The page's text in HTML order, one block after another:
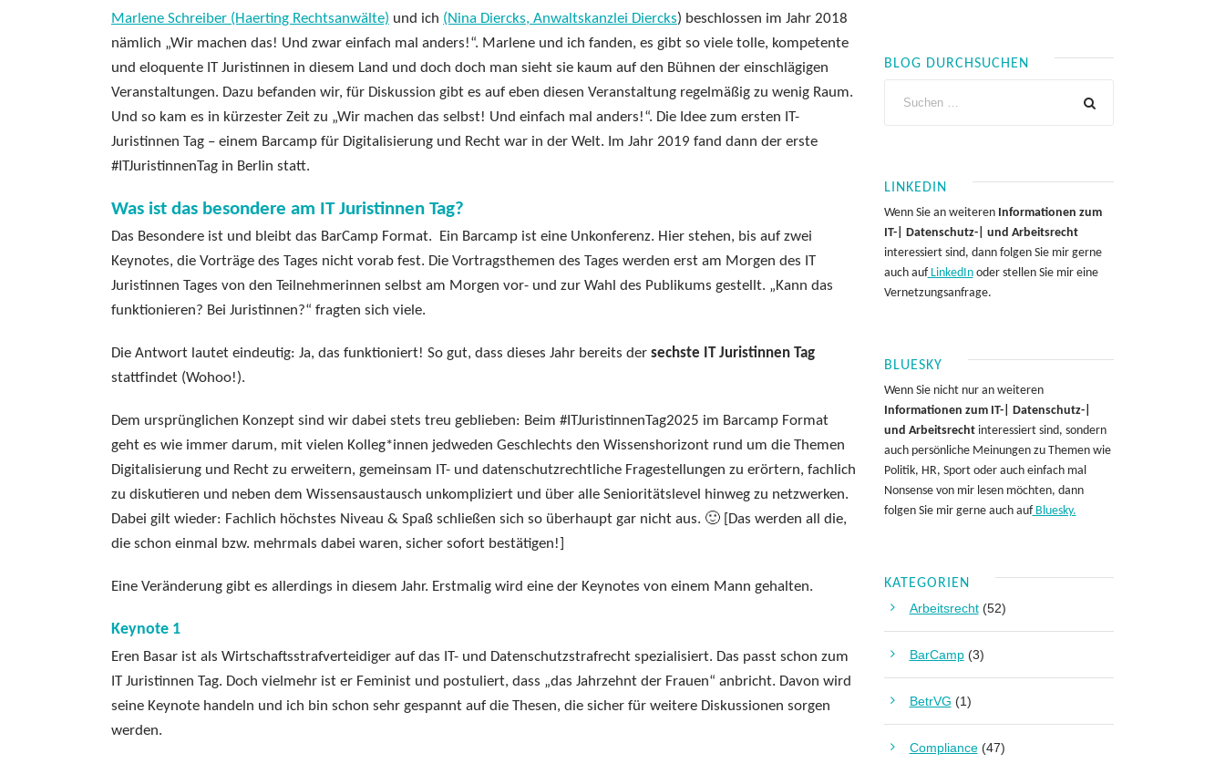
Marlene Schreiber (Haerting Rechtsanwälte) und ich (Nina Diercks, Anwaltskanzlei Diercks) beschlossen im Jahr 2018
nämlich „Wir machen das! Und zwar einfach mal anders!“. Marlene und ich fanden, es gibt so viele tolle, kompetente
und eloquente IT Juristinnen in diesem Land und doch doch man sieht sie kaum auf den Bühnen der einschlägigen
Veranstaltungen. Dazu befanden wir, für Diskussion gibt es auf eben diesen Veranstaltung regelmäßig zu wenig Raum.
Und so kam es in kürzester Zeit zu „Wir machen das selbst! Und einfach mal anders!“. Die Idee zum ersten IT-
Juristinnen Tag – einem Barcamp für Digitalisierung und Recht war in der Welt. Im Jahr 2019 fand dann der erste
#ITJuristinnenTag in Berlin statt.
Was ist das besondere am IT Juristinnen Tag?
Das Besondere ist und bleibt das BarCamp Format. Ein Barcamp ist eine Unkonferenz. Hier stehen, bis auf zwei
Keynotes, die Vorträge des Tages nicht vorab fest. Die Vortragsthemen des Tages werden erst am Morgen des IT
Juristinnen Tages von den Teilnehmerinnen selbst am Morgen vor- und zur Wahl des Publikums gestellt. „Kann das
funktionieren? Bei Juristinnen?“ fragten sich viele.
Die Antwort lautet eindeutig: Ja, das funktioniert! So gut, dass dieses Jahr bereits der sechste IT Juristinnen Tag
stattfindet (Wohoo!).
Dem ursprünglichen Konzept sind wir dabei stets treu geblieben: Beim #ITJuristinnenTag2025 im Barcamp Format
geht es wie immer darum, mit vielen Kolleg*innen jedweden Geschlechts den Wissenshorizont rund um die Themen
Digitalisierung und Recht zu erweitern, gemeinsam IT- und datenschutzrechtliche Fragestellungen zu erörtern, fachlich
zu diskutieren und neben dem Wissensaustausch unkompliziert und über alle Senioritätslevel hinweg zu netzwerken.
Dabei gilt wieder: Fachlich höchstes Niveau & Spaß schließen sich so überhaupt gar nicht aus. 🙂 [Das werden all die,
die schon einmal bzw. mehrmals dabei waren, sicher sofort bestätigen!]
Eine Veränderung gibt es allerdings in diesem Jahr. Erstmalig wird eine der Keynotes von einem Mann gehalten.
Keynote 1
Eren Basar ist als Wirtschaftsstrafverteidiger auf das IT- und Datenschutzstrafrecht spezialisiert. Das passt schon zum
IT Juristinnen Tag. Doch vielmehr ist er Feminist und postuliert, dass „das Jahrzehnt der Frauen“ anbricht. Davon wird
seine Keynote handeln und ich bin schon sehr gespannt auf die Thesen, die sicher für weitere Diskussionen sorgen
werden.
BLOG DURCHSUCHEN
LINKEDIN
Wenn Sie an weiteren Informationen zum
IT-| Datenschutz-| und Arbeitsrecht
interessiert sind, dann folgen Sie mir gerne
auch aufLinkedInoder stellen Sie mir eine
Vernetzungsanfrage.
BLUESKY
Wenn Sie nicht nur an weiteren
Informationen zum IT-| Datenschutz-|
und Arbeitsrechtinteressiert sind, sondern
auch persönliche Meinungen zu Themen wie
Politik, HR, Sport oder auch einfach mal
Nonsense von mir lesen möchten, dann
folgen Sie mir gerne auch aufBluesky.
KATEGORIEN
Arbeitsrecht(52)
BarCamp(3)
BetrVG (1)
Compliance(47)